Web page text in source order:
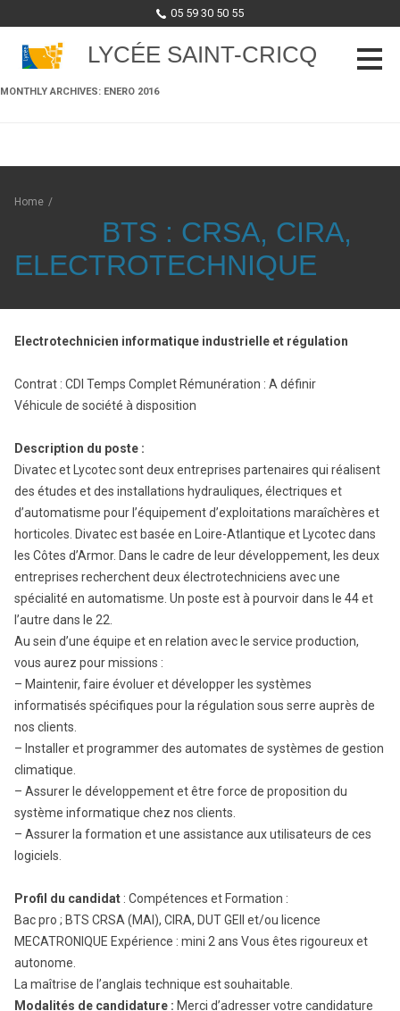
05 59 30 50 55
LYCÉE SAINT-CRICQ
MONTHLY ARCHIVES: ENERO 2016
Home /
BTS : CRSA, CIRA,
ELECTROTECHNIQUE
Electrotechnicien informatique industrielle et régulation
Contrat : CDI Temps Complet Rémunération : A définir
Véhicule de société à disposition
Description du poste :
Divatec et Lycotec sont deux entreprises partenaires qui réalisent
des études et des installations hydrauliques, électriques et
d’automatisme pour l’équipement d’exploitations maraîchères et
horticoles. Divatec est basée en Loire-Atlantique et Lycotec dans
les Côtes d’Armor. Dans le cadre de leur développement, les deux
entreprises recherchent deux électrotechniciens avec une
spécialité en automatisme. Un poste est à pourvoir dans le 44 et
l’autre dans le 22.
Au sein d’une équipe et en relation avec le service production,
vous aurez pour missions :
– Maintenir, faire évoluer et développer les systèmes
informatisés spécifiques pour la régulation sous serre auprès de
nos clients.
– Installer et programmer des automates de systèmes de gestion
climatique.
– Assurer le développement et être force de proposition du
système informatique chez nos clients.
– Assurer la formation et une assistance aux utilisateurs de ces
logiciels.
Profil du candidat : Compétences et Formation :
Bac pro ; BTS CRSA (MAI), CIRA, DUT GEII et/ou licence
MECATRONIQUE Expérience : mini 2 ans Vous êtes rigoureux et
autonome.
La maîtrise de l’anglais technique est souhaitable.
Modalités de candidature : Merci d’adresser votre candidature